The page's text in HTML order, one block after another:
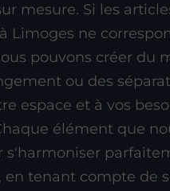
mesure. Si les
Limoges ne
pouvons créer du
ou des
espace et à vos
élément que
s'harmoniser
en tenant compte de